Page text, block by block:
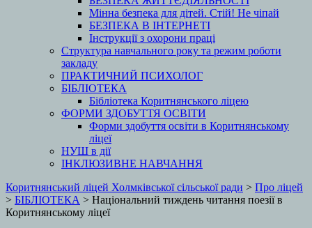
Мінна безпека для дітей. Стій! Не чіпай
БЕЗПЕКА В ІНТЕРНЕТІ
Інструкції з охорони праці
Структура навчального року та режим роботи
закладу
ПРАКТИЧНИЙ ПСИХОЛОГ
БІБЛІОТЕКА
Бібліотека Коритнянського ліцею
ФОРМИ ЗДОБУТТЯ ОСВІТИ
Форми здобуття освіти в Коритнянському
ліцеї
НУШ в дії
ІНКЛЮЗИВНЕ НАВЧАННЯ
Коритнянський ліцей Холмківської сільської ради > Про ліцей
> БІБЛІОТЕКА > Національний тиждень читання поезії в
Коритнянському ліцеї